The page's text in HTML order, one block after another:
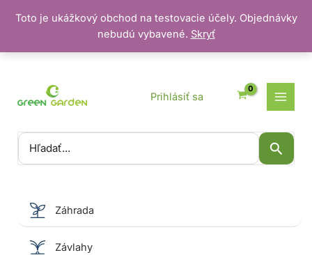
Toto je ukážkový obchod na testovacie účely. Objednávky
nebudú vybavené. Skryť
Vyhľadať:
Prihlásiť sa
Záhrada
Závlahy